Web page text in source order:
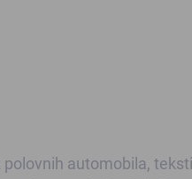
automobila,